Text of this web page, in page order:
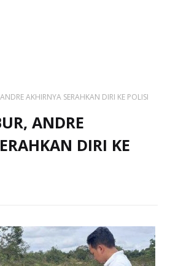
AKHIRNYA SERAHKAN DIRI KE POLISI
ANDRE
DIRI KE